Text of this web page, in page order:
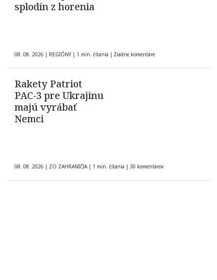
splodín z horenia
08. 08. 2026 | REGIÓNY | 1 min. čítania | Žiadne komentáre
Rakety Patriot
PAC-3 pre Ukrajinu
majú vyrábať
Nemci
08. 08. 2026 | ZO ZAHRANIČIA | 1 min. čítania | 30 komentárov